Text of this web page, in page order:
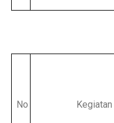
No Kegiatan